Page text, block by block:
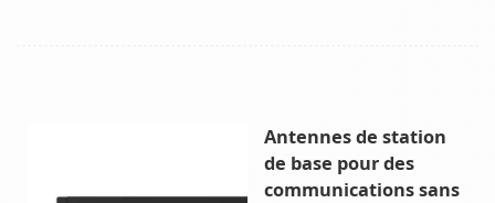
Antennes de station
de base pour des
communications sans